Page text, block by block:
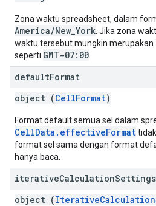
Zona waktu spreadsheet, dalam
America/New_York . Jika zona
waktu tersebut mungkin
seperti GMT-07:00
defaultFormat
object (CellFormat)
Format default semua sel dalam
CellData.effectiveFormat
format sel sama dengan format
hanya baca.
iterativeCalculationSettings
object (